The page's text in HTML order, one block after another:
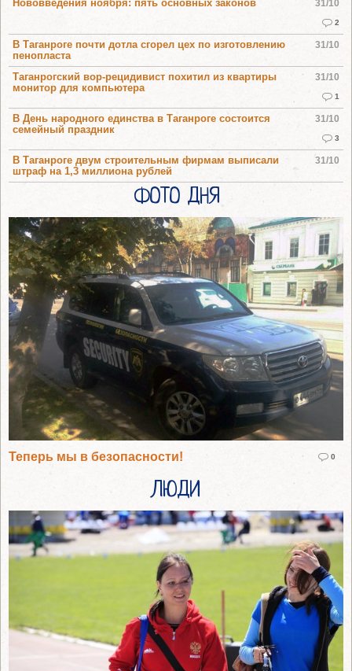
31/10
2
Нововведения ноября: пять основных законов
31/10
В Таганроге почти дотла сгорел цех по изготовлению
пенопласта
31/10
1
Таганрогский вор-рецидивист похитил из квартиры
монитор для компьютера
31/10
3
В День народного единства в Таганроге состоится
семейный праздник
31/10
В Таганроге двум строительным фирмам выписали
штраф на 1,3 миллиона рублей
ФОТО ДНЯ
Теперь мы в безопасности! 0
ЛЮДИ